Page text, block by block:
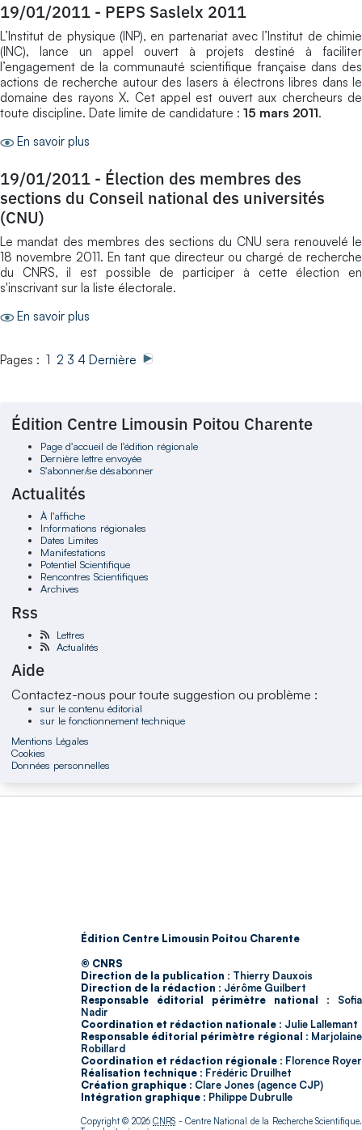
19/01/2011 - PEPS Saslelx 2011
L’Institut de physique (INP), en partenariat avec l’Institut de chimie
(INC), lance un appel ouvert à projets destiné à faciliter
l’engagement de la communauté scientifique française dans des
actions de recherche autour des lasers à électrons libres dans le
domaine des rayons X. Cet appel est ouvert aux chercheurs de
toute discipline. Date limite de candidature : 15 mars 2011.
En savoir plus
19/01/2011 - Élection des membres des
sections du Conseil national des universités
(CNU)
Le mandat des membres des sections du CNU sera renouvelé le
18 novembre 2011. En tant que directeur ou chargé de recherche
du CNRS, il est possible de participer à cette élection en
s'inscrivant sur la liste électorale.
En savoir plus
Pages : 1 2 3 4 Dernière
Édition Centre Limousin Poitou Charente
Page d'accueil de l'édition régionale
Dernière lettre envoyée
S'abonner/se désabonner
Actualités
À l'affiche
Informations régionales
Dates Limites
Manifestations
Potentiel Scientifique
Rencontres Scientifiques
Archives
Rss
Lettres
Actualités
Aide
Contactez-nous pour toute suggestion ou problème :
sur le contenu éditorial
sur le fonctionnement technique
Mentions Légales
Cookies
Données personnelles
Édition Centre Limousin Poitou Charente
© CNRS
Direction de la publication : Thierry Dauxois
Direction de la rédaction : Jérôme Guilbert
Responsable éditorial périmètre national : Sofia
Nadir
Coordination et rédaction nationale : Julie Lallemant
Responsable éditorial périmètre régional : Marjolaine
Robillard
Coordination et rédaction régionale : Florence Royer
Réalisation technique : Frédéric Druilhet
Création graphique : Clare Jones (agence CJP)
Intégration graphique : Philippe Dubrulle
Copyright © 2026CNRS - Centre National de la Recherche Scientifique.